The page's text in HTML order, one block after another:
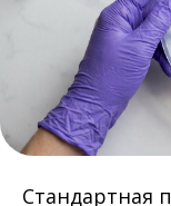
Стандартная